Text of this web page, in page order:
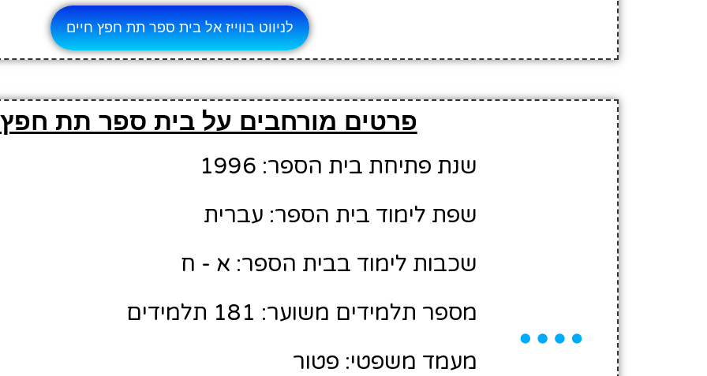
לניווט בווייז אל בית ספר תת חפץ חיים
פרטים מורחבים על בית ספר תת חפץ
שנת פתיחת בית הספר: 1996
שפת לימוד בית הספר: עברית
שכבות לימוד בבית הספר: א - ח
מספר תלמידים משוער: 181 תלמידים
מעמד משפטי: פטור